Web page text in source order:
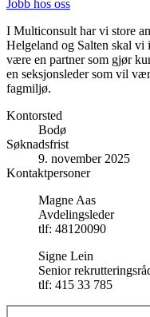
Jobb hos oss
I Multiconsult har vi store
Helgeland og Salten skal vi
være en partner som gjør
en seksjonsleder som vil
fagmiljø.
Kontorsted
Bodø
Søknadsfrist
9. november 2025
Kontaktpersoner
Magne Aas
Avdelingsleder
tlf: 48120090
Signe Lein
Senior
tlf: 415 33 785